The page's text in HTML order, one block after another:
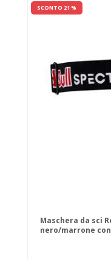
SCONTO 21 %
Maschera da sci
nero/marrone